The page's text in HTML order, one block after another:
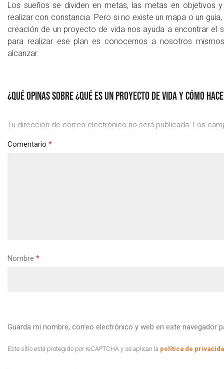
Los sueños se dividen en metas, las metas en objetivos
realizar con constancia. Pero si no existe un mapa o un
creación de un proyecto de vida nos ayuda a encontrar el
para realizar ese plan es conocernos a nosotros
alcanzar.
¿QUÉ OPINAS SOBRE ¿QUÉ ES UN PROYECTO DE VIDA Y CÓMO
Tu dirección de correo electrónico no será publicada. Los
Comentario *
Nombre *
Guarda mi nombre, correo electrónico y web en este navegador
Este sitio está protegido por reCAPTCHA y se aplican la política de